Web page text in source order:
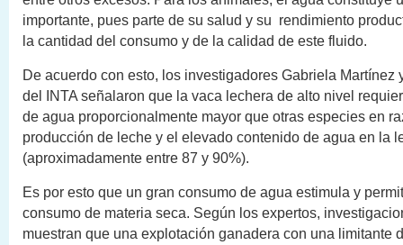
importante, pues parte de su salud y su rendimiento
la cantidad del consumo y de la calidad de este fluido.
De acuerdo con esto, los investigadores Gabriela Martínez
del INTA señalaron que la vaca lechera de alto nivel
de agua proporcionalmente mayor que otras especies en
producción de leche y el elevado contenido de agua en la
(aproximadamente entre 87 y 90%).
Es por esto que un gran consumo de agua estimula y
consumo de materia seca. Según los expertos,
muestran que una explotación ganadera con una limitante